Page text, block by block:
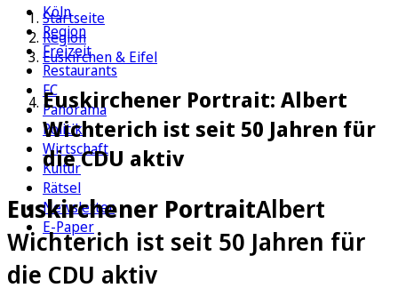
Köln
Region
Freizeit
Restaurants
FC
Panorama
Politik
Wirtschaft
Kultur
Rätsel
Newsletter
E-Paper
Startseite
Region
Euskirchen & Eifel
Euskirchener Portrait: Albert
Wichterich ist seit 50 Jahren für
die CDU aktiv
Euskirchener PortraitAlbert
Wichterich ist seit 50 Jahren für
die CDU aktiv